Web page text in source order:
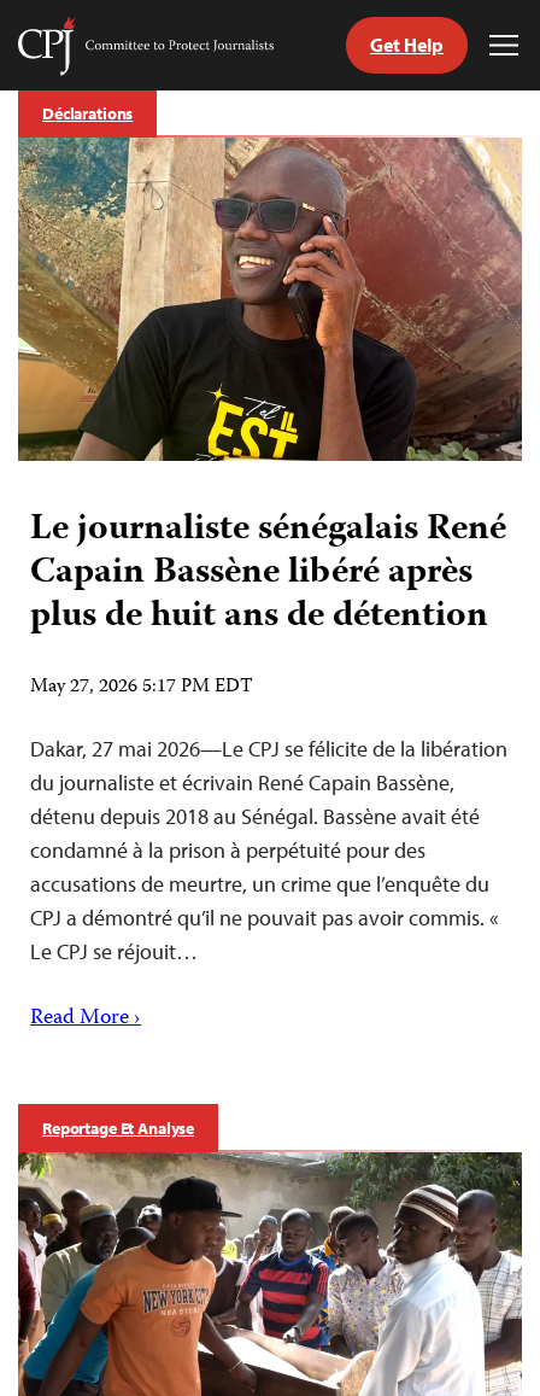
Skip
content
Committee
Journalists
Get Help
Déclarations
Le journaliste sénégalais René
Capain Bassène libéré après
plus de huit ans de détention
May 27, 2026 5:17 PM EDT
Dakar, 27 mai 2026—Le CPJ se félicite de la libération
du journaliste et écrivain René Capain Bassène,
détenu depuis 2018 au Sénégal. Bassène avait été
condamné à la prison à perpétuité pour des
accusations de meurtre, un crime que l’enquête du
CPJ a démontré qu’il ne pouvait pas avoir commis. «
Le CPJ se réjouit…
Read More ›
Reportage Et Analyse